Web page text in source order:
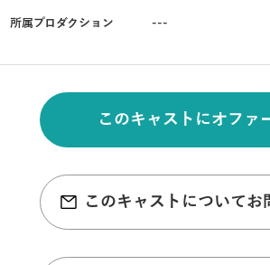
所属プロダクション ---
このキャストにオファ
このキャストについてお